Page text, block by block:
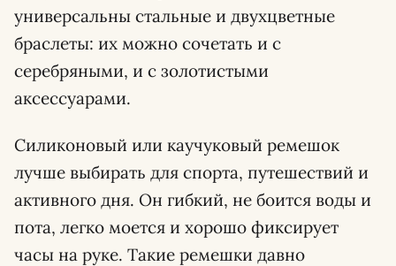
универсальны стальные и двухцветные
браслеты: их можно сочетать и с
серебряными, и с золотистыми
аксессуарами.
Силиконовый или каучуковый ремешок
лучше выбирать для спорта, путешествий и
активного дня. Он гибкий, не боится воды и
пота, легко моется и хорошо фиксирует
часы на руке. Такие ремешки давно